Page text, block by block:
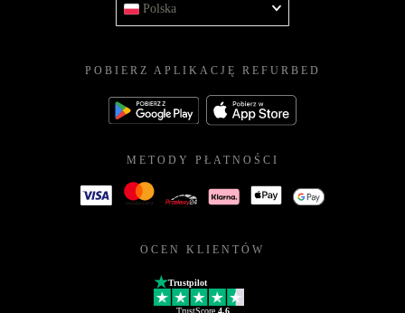
Polska
POBIERZ APLIKACJĘ REFURBED
METODY PŁATNOŚCI
OCEN KLIENTÓW
Trustpilot
TrustScore 4.6